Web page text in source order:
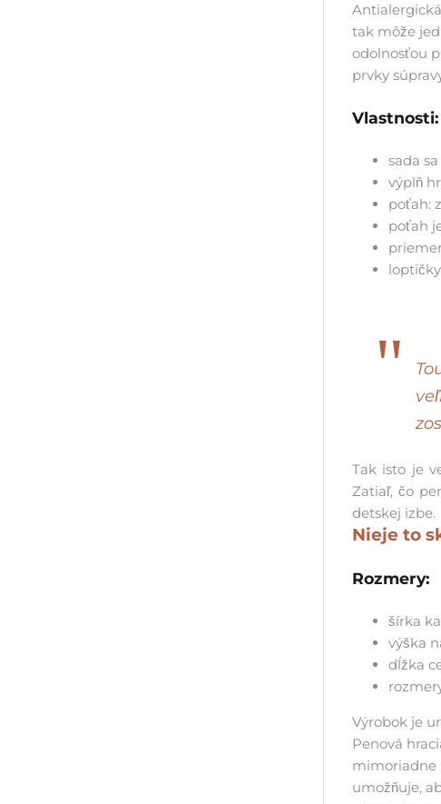
tak môže
odolnosťou
prvky
Vlastnosti:
sada
výplň
poťah:
poťah
loptičky
Tak isto je
Zatiaľ, čo
detskej izbe.
Nieje to
Rozmery:
šírka
výška
dĺžka
Výrobok je
Penová
mimoriadne
umožňuje,